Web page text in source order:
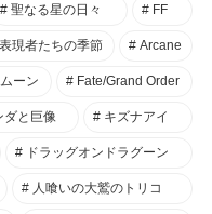
聖なる星の日々 FF
表現者たちの季節 Arcane
ーン Fate/Grand Order
ダと巨像 キズナアイ
ドラッグオンドラグーン
人喰いの大鷲のトリコ